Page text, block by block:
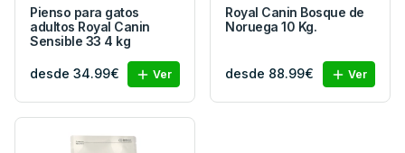
Pienso para gatos
adultos Royal Canin
Sensible 33 4 kg
desde 34.99€ Ver
Royal Canin Bosque de
Noruega 10 Kg.
desde 88.99€ Ver